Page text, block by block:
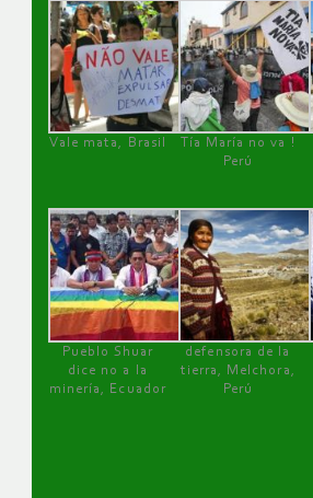
Vale mata, Brasil
Tía María no va !
Perú
Pueblo Shuar
dice no a la
minería, Ecuador
defensora de la
tierra, Melchora,
Perú